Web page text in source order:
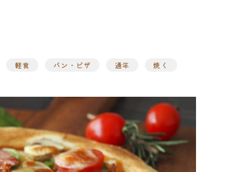
軽食 パン・ピザ 通年
焼く